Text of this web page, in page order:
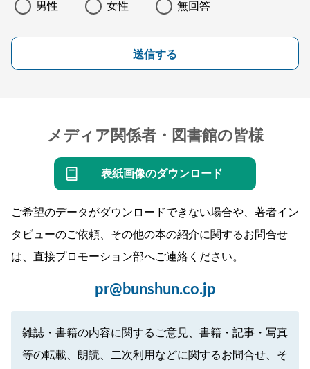
男性 女性 無回答
送信する
メディア関係者・図書館の皆様
表紙画像のダウンロード
ご希望のデータがダウンロードできない場合や、著者イン
タビューのご依頼、その他の本の紹介に関するお問合せ
は、直接プロモーション部へご連絡ください。
pr@bunshun.co.jp
雑誌・書籍の内容に関するご意見、書籍・記事・写真
等の転載、朗読、二次利用などに関するお問合せ、そ